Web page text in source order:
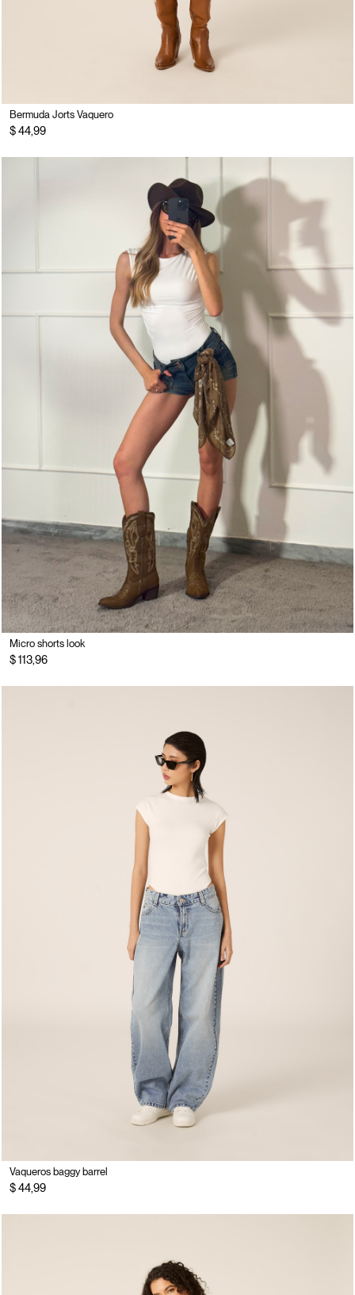
Bermuda Jorts Vaquero
$ 44,99
Micro shorts look
$ 113,96
Vaqueros baggy barrel
$ 44,99